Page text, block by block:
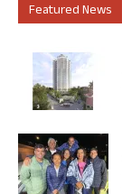
Featured News